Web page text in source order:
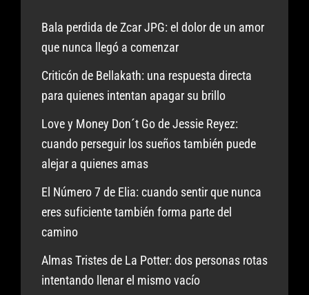
Bala perdida de Zcar JPG: el dolor de un amor
que nunca llegó a comenzar
Criticón de Bellakath: una respuesta directa
para quienes intentan apagar su brillo
Love y Money Don´t Go de Jessie Reyez:
cuando perseguir los sueños también puede
alejar a quienes amas
El Número 7 de Elia: cuando sentir que nunca
eres suficiente también forma parte del
camino
Almas Tristes de La Potter: dos personas rotas
intentando llenar el mismo vacío